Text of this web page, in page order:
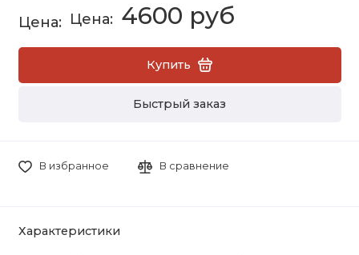
4600 руб
Купить
Быстрый заказ
В избранное В сравнение
Характеристики